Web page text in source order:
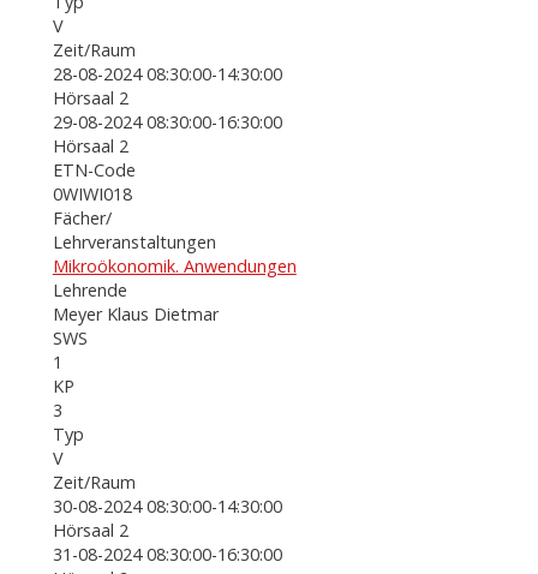
V
Zeit/Raum
28-08-2024 08:30:00-14:30:00
Hörsaal 2
29-08-2024 08:30:00-16:30:00
Hörsaal 2
ETN-Code
0WIWI018
Fächer/
Lehrveranstaltungen
Mikroökonomik. Anwendungen
Lehrende
Meyer Klaus Dietmar
SWS
1
KP
3
Typ
V
Zeit/Raum
30-08-2024 08:30:00-14:30:00
Hörsaal 2
31-08-2024 08:30:00-16:30:00